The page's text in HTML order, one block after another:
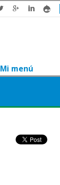
Mi menú